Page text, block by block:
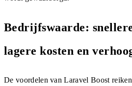
Bedrijfswaarde:
lagere kosten en
De voordelen van Laravel Boost